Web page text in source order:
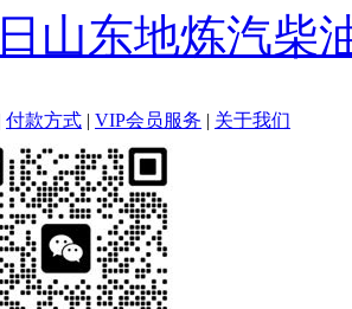
山东地炼汽柴
付款方式 | VIP会员服务 | 关于我们